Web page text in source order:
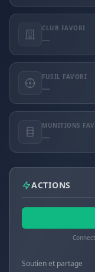
CLUB FAVORI
—
FUSIL FAVORI
—
MUNITIONS
—
ACTIONS
Soutien et partage